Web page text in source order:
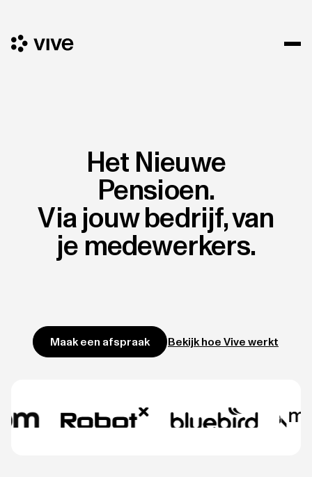
Het Nieuwe
Pensioen.
Via jouw bedrijf, van
je medewerkers.
Maak een afspraak Bekijk hoe Vive werkt